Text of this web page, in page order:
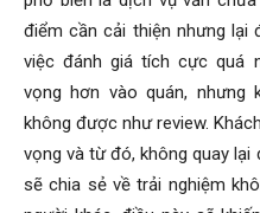
điểm cần cải thiện nhưng lại
việc đánh giá tích cực quá
vọng hơn vào quán,
không được như review.
vọng và từ đó, không quay lại
sẽ chia sẻ về trải nghiệm